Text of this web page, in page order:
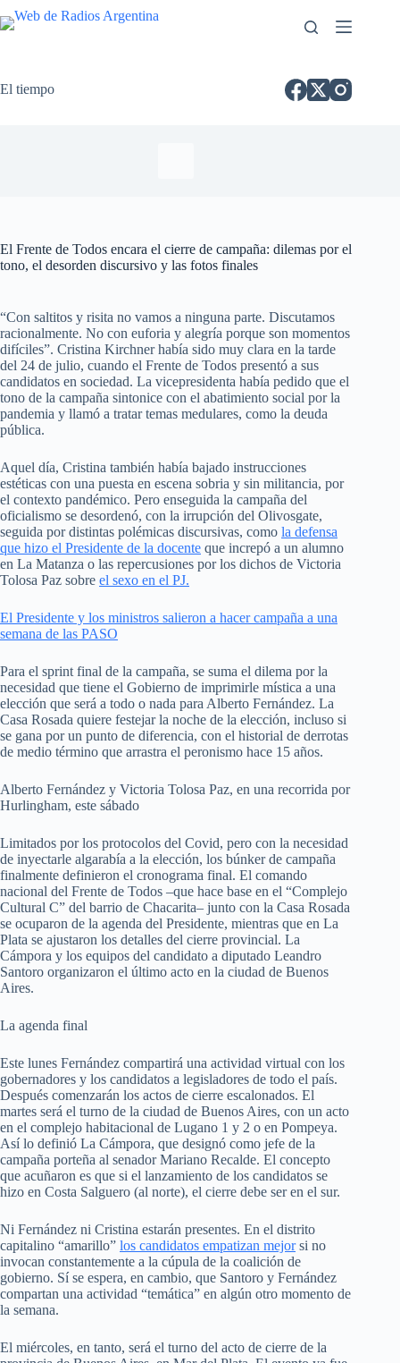
El tiempo
El Frente de Todos encara el cierre de campaña: dilemas por el
tono, el desorden discursivo y las fotos finales
“Con saltitos y risita no vamos a ninguna parte. Discutamos
racionalmente. No con euforia y alegría porque son momentos
difíciles”. Cristina Kirchner había sido muy clara en la tarde
del 24 de julio, cuando el Frente de Todos presentó a sus
candidatos en sociedad. La vicepresidenta había pedido que el
tono de la campaña sintonice con el abatimiento social por la
pandemia y llamó a tratar temas medulares, como la deuda
pública.
Aquel día, Cristina también había bajado instrucciones
estéticas con una puesta en escena sobria y sin militancia, por
el contexto pandémico. Pero enseguida la campaña del
oficialismo se desordenó, con la irrupción del Olivosgate,
seguida por distintas polémicas discursivas, como la defensa
que hizo el Presidente de la docente que increpó a un alumno
en La Matanza o las repercusiones por los dichos de Victoria
Tolosa Paz sobre el sexo en el PJ.
El Presidente y los ministros salieron a hacer campaña a una
semana de las PASO
Para el sprint final de la campaña, se suma el dilema por la
necesidad que tiene el Gobierno de imprimirle mística a una
elección que será a todo o nada para Alberto Fernández. La
Casa Rosada quiere festejar la noche de la elección, incluso si
se gana por un punto de diferencia, con el historial de derrotas
de medio término que arrastra el peronismo hace 15 años.
Alberto Fernández y Victoria Tolosa Paz, en una recorrida por
Hurlingham, este sábado
Limitados por los protocolos del Covid, pero con la necesidad
de inyectarle algarabía a la elección, los búnker de campaña
finalmente definieron el cronograma final. El comando
nacional del Frente de Todos –que hace base en el “Complejo
Cultural C” del barrio de Chacarita– junto con la Casa Rosada
se ocuparon de la agenda del Presidente, mientras que en La
Plata se ajustaron los detalles del cierre provincial. La
Cámpora y los equipos del candidato a diputado Leandro
Santoro organizaron el último acto en la ciudad de Buenos
Aires.
La agenda final
Este lunes Fernández compartirá una actividad virtual con los
gobernadores y los candidatos a legisladores de todo el país.
Después comenzarán los actos de cierre escalonados. El
martes será el turno de la ciudad de Buenos Aires, con un acto
en el complejo habitacional de Lugano 1 y 2 o en Pompeya.
Así lo definió La Cámpora, que designó como jefe de la
campaña porteña al senador Mariano Recalde. El concepto
que acuñaron es que si el lanzamiento de los candidatos se
hizo en Costa Salguero (al norte), el cierre debe ser en el sur.
Ni Fernández ni Cristina estarán presentes. En el distrito
capitalino “amarillo” los candidatos empatizan mejorsi no
invocan constantemente a la cúpula de la coalición de
gobierno. Sí se espera, en cambio, que Santoro y Fernández
compartan una actividad “temática” en algún otro momento de
la semana.
El miércoles, en tanto, será el turno del acto de cierre de la